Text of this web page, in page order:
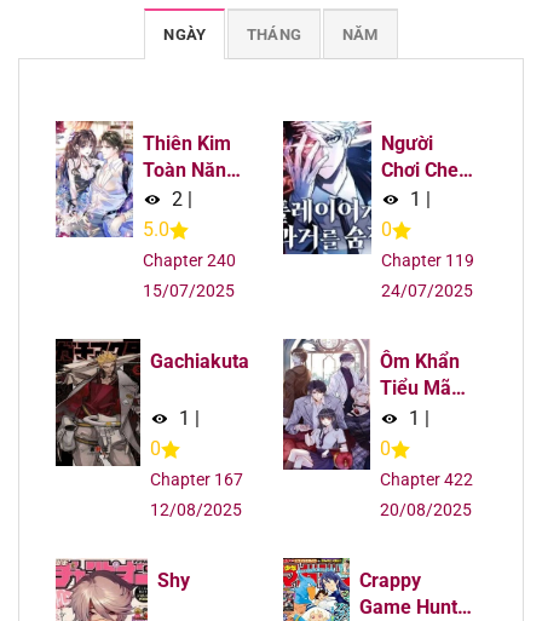
Chapter 624 09/08/2025
Chapter 623 09/08/2025
Chapter 623 09/08/2025
Chapter 623 09/08/2025
Chapter 622 09/08/2025
Chapter 622 09/08/2025
Chapter 621 09/08/2025
NGÀY THÁNG NĂM
Thiên Kim
Toàn Năng
Bá Khí Ngút
Trời
2
5.0
Chapter 240
15/07/2025
Người
Chơi Che
Giấu Quá
Khứ
1
0
Chapter 119
24/07/2025
Gachiakuta
1
0
Chapter 167
12/08/2025
Ôm Khẩn
Tiểu Mã
Giáp Của
Tôi
1
0
Chapter 422
20/08/2025
Shy
Crappy
Game Hunter